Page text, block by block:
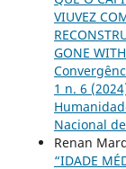
VIUVEZ
GONE
1 n. 6
Nacional
Renan
“IDADE